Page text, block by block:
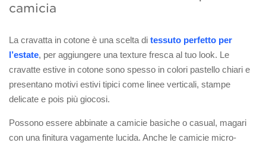
camicia
La cravatta in cotone è una scelta di tessuto perfetto per
l’estate, per aggiungere una texture fresca al tuo look. Le
cravatte estive in cotone sono spesso in colori pastello chiari e
presentano motivi estivi tipici come linee verticali, stampe
delicate e pois più giocosi.
Possono essere abbinate a camicie basiche o casual, magari
con una finitura vagamente lucida. Anche le camicie micro-